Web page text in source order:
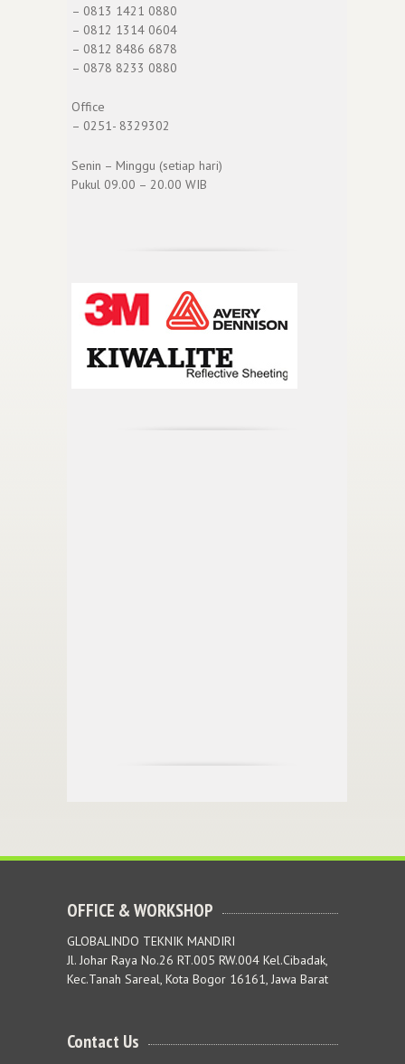
– 0813 1421 0880
– 0812 1314 0604
– 0812 8486 6878
– 0878 8233 0880
Office
– 0251- 8329302
Senin – Minggu (setiap hari)
Pukul 09.00 – 20.00 WIB
OFFICE & WORKSHOP
GLOBALINDO TEKNIK MANDIRI
Jl. Johar Raya No.26 RT.005 RW.004 Kel.Cibadak,
Kec.Tanah Sareal, Kota Bogor 16161, Jawa Barat
Contact Us